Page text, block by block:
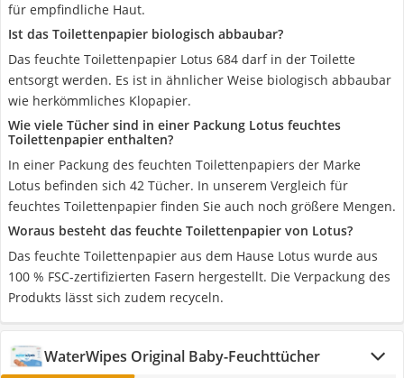
für empfindliche Haut.
Ist das Toilettenpapier biologisch abbaubar?
Das feuchte Toilettenpapier Lotus 684 darf in der Toilette
entsorgt werden. Es ist in ähnlicher Weise biologisch abbaubar
wie herkömmliches Klopapier.
Wie viele Tücher sind in einer Packung Lotus feuchtes
Toilettenpapier enthalten?
In einer Packung des feuchten Toilettenpapiers der Marke
Lotus befinden sich 42 Tücher. In unserem Vergleich für
feuchtes Toilettenpapier finden Sie auch noch größere Mengen.
Woraus besteht das feuchte Toilettenpapier von Lotus?
Das feuchte Toilettenpapier aus dem Hause Lotus wurde aus
100 % FSC-zertifizierten Fasern hergestellt. Die Verpackung des
Produkts lässt sich zudem recyceln.
WaterWipes Original Baby-Feuchttücher